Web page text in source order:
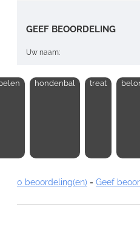
GEEF BEOORDELING
Uw naam:
Waardering:
hondenbal treat
0 beoordeling(en) - Geef